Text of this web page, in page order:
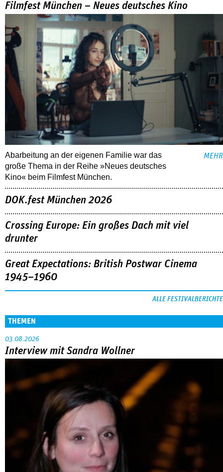
Filmfest München – Neues deutsches Kino
Abarbeitung an der eigenen Familie war das
große Thema in der Reihe »Neues deutsches
Kino« beim Filmfest München.
MEHR
DOK.fest München 2026
Crossing Europe: Ein großes Dach mit viel
drunter
Great Expectations: British Postwar Cinema
1945–1960
ALLE FESTIVALBERICHTE
THEMEN
03.08.2026
Interview mit Sandra Wollner